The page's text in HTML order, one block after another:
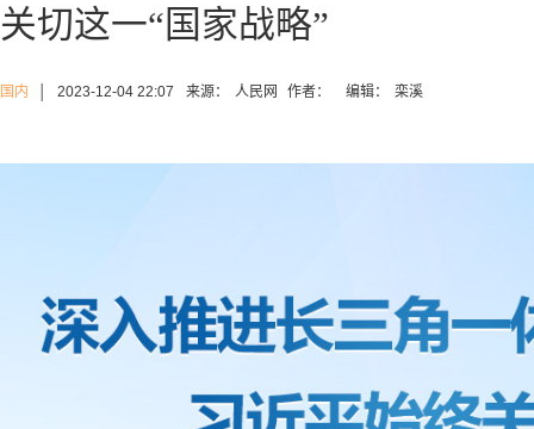
关切这一“国家战略”
国内 2023-12-04 22:07 来源： 人民网 作者： 编辑： 栾溪